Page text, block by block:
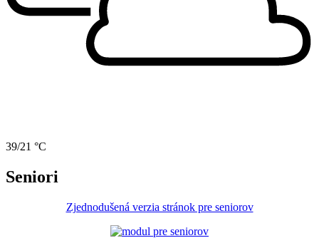
39/21 °C
Seniori
Zjednodušená verzia stránok pre seniorov